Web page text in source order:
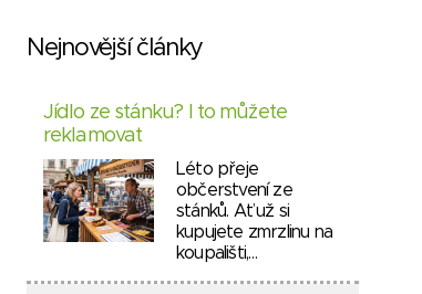
Nejnovější články
Jídlo ze stánku? I to můžete
reklamovat
Léto přeje
občerstvení ze
stánků. Ať už si
kupujete zmrzlinu na
koupališti,…